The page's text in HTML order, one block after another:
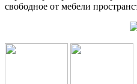
свободное от мебели